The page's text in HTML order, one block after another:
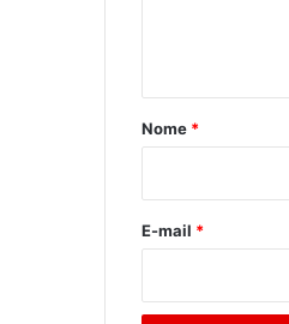
r
*
Nome *
E-mail *